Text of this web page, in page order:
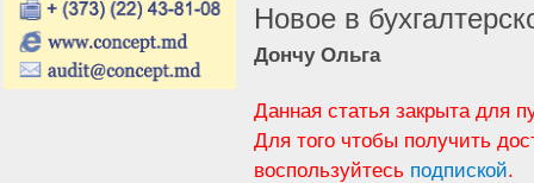
Новое в
Дончу Ольга
Данная статья закрыта для
Для того чтобы получить
воспользуйтесь подпиской.